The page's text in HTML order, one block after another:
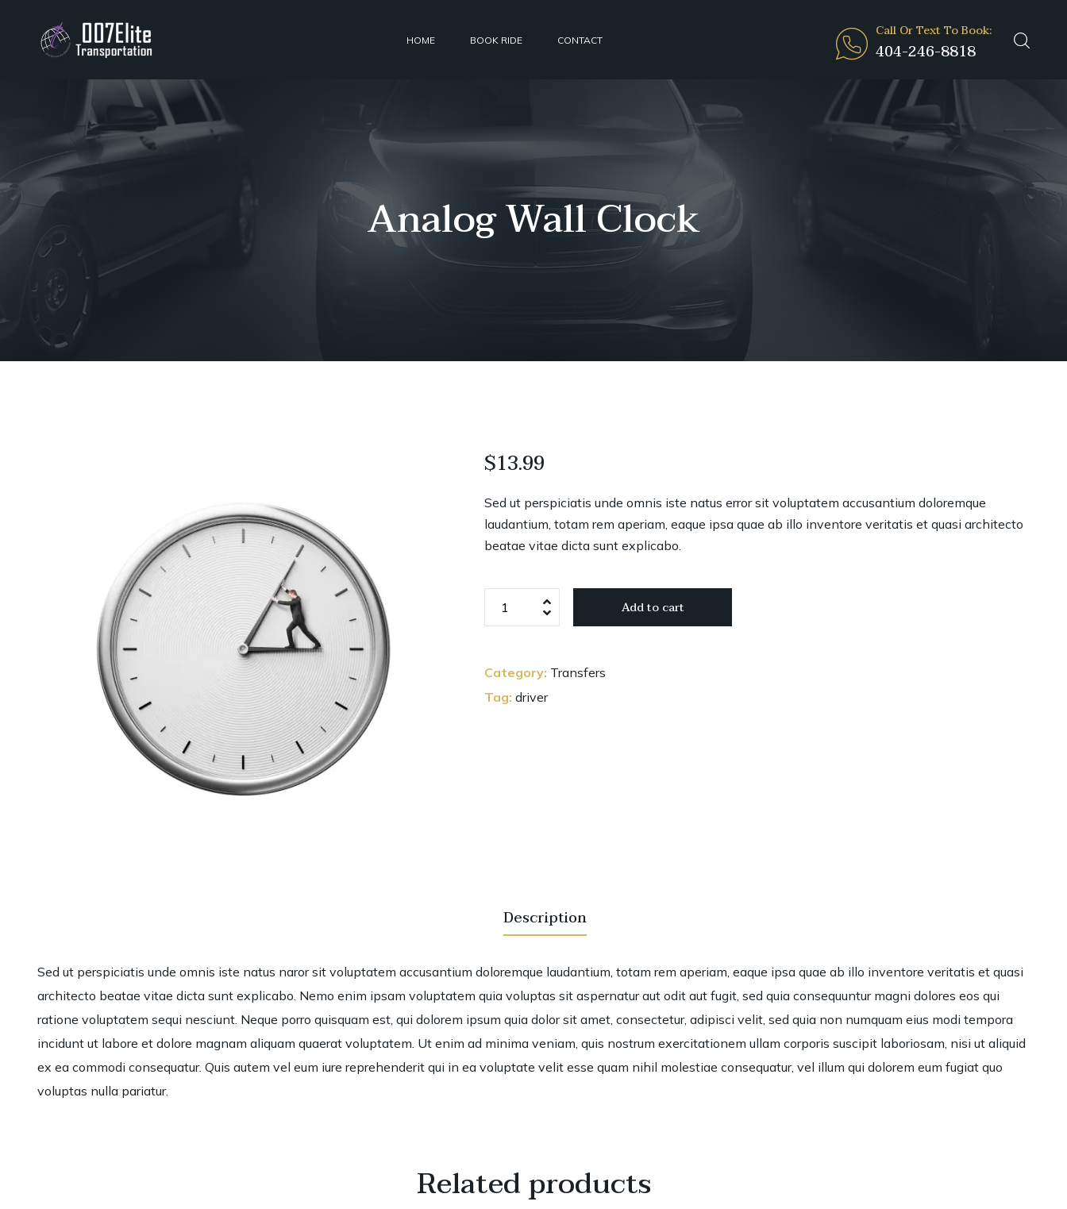
HOME BOOK RIDE CONTACT Call Or Text To Book:
404-246-8818
Analog Wall Clock
$13.99
Sed ut perspiciatis unde omnis iste natus error sit voluptatem accusantium doloremque
laudantium, totam rem aperiam, eaque ipsa quae ab illo inventore veritatis et quasi architecto
beatae vitae dicta sunt explicabo.
Add to cart
Category: Transfers
Tag: driver
Description
Sed ut perspiciatis unde omnis iste natus naror sit voluptatem accusantium doloremque laudantium, totam rem aperiam, eaque ipsa quae ab illo inventore veritatis et quasi
architecto beatae vitae dicta sunt explicabo. Nemo enim ipsam voluptatem quia voluptas sit aspernatur aut odit aut fugit, sed quia consequuntur magni dolores eos qui
ratione voluptatem sequi nesciunt. Neque porro quisquam est, qui dolorem ipsum quia dolor sit amet, consectetur, adipisci velit, sed quia non numquam eius modi tempora
incidunt ut labore et dolore magnam aliquam quaerat voluptatem. Ut enim ad minima veniam, quis nostrum exercitationem ullam corporis suscipit laboriosam, nisi ut aliquid
ex ea commodi consequatur. Quis autem vel eum iure reprehenderit qui in ea voluptate velit esse quam nihil molestiae consequatur, vel illum qui dolorem eum fugiat quo
voluptas nulla pariatur.
Related products